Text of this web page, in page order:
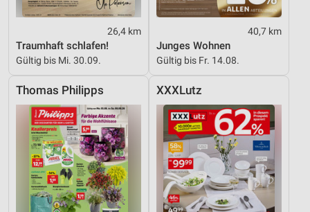
26,4 km
Traumhaft schlafen!
Gültig bis Mi. 30.09.
40,7 km
Junges Wohnen
Gültig bis Fr. 14.08.
Thomas Philipps XXXLutz